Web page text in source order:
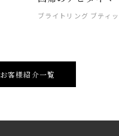
ブライトリング ブティ
お客様紹介一覧